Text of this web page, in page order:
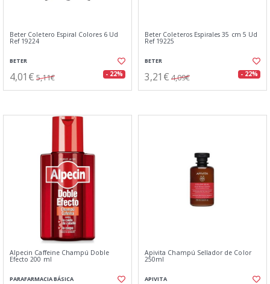
Beter Coletero Espiral Colores 6 Ud
Ref 19224
BETER
4,01€ 5,11€ - 22%
Beter Coleteros Espirales 35 cm 5 Ud
Ref 19225
BETER
3,21€ 4,09€ - 22%
Alpecin Caffeine Champú Doble
Efecto 200 ml
PARAFARMACIA BÁSICA
Apivita Champú Sellador de Color
250ml
APIVITA